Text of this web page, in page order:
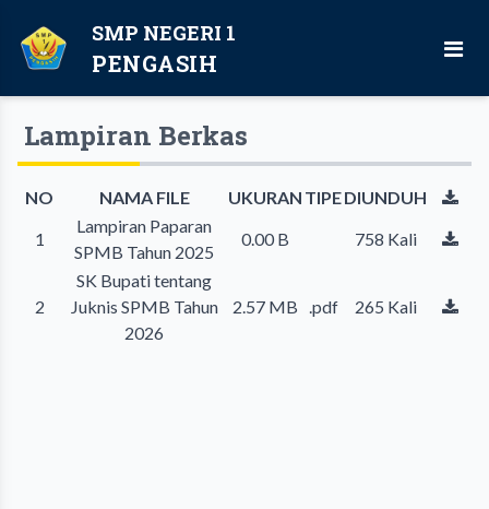
SMP NEGERI 1
PENGASIH
Lampiran Berkas
NO NAMA FILE UKURAN TIPEDIUNDUH
1
Lampiran Paparan
SPMB Tahun 2025
0.00 B 758 Kali
2
SK Bupati tentang
Juknis SPMB Tahun
2026
2.57 MB .pdf 265 Kali